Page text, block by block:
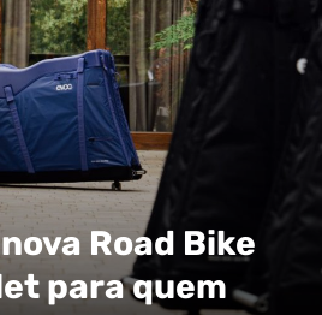
Road Bike
para quem